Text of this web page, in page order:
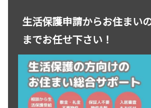
生活保護申請からお住まい
までお任せ下さい！